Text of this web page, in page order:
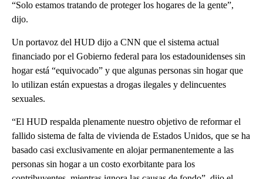
“Solo estamos tratando de proteger los hogares de la gente”,
dijo.
Un portavoz del HUD dijo a CNN que el sistema actual
financiado por el Gobierno federal para los estadounidenses sin
hogar está “equivocado” y que algunas personas sin hogar que
lo utilizan están expuestas a drogas ilegales y delincuentes
sexuales.
“El HUD respalda plenamente nuestro objetivo de reformar el
fallido sistema de falta de vivienda de Estados Unidos, que se ha
basado casi exclusivamente en alojar permanentemente a las
personas sin hogar a un costo exorbitante para los